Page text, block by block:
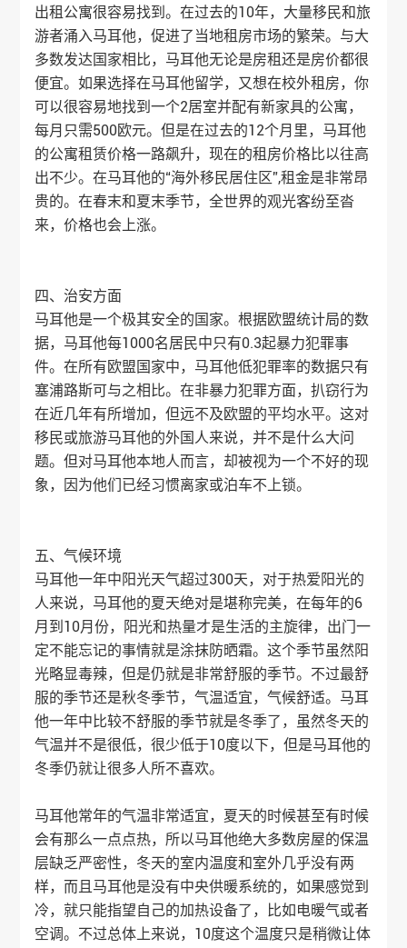
出租公寓很容易找到。在过去的10年，大量移民和旅
游者涌入马耳他，促进了当地租房市场的繁荣。与大
多数发达国家相比，马耳他无论是房租还是房价都很
便宜。如果选择在马耳他留学，又想在校外租房，你
可以很容易地找到一个2居室并配有新家具的公寓，
每月只需500欧元。但是在过去的12个月里，马耳他
的公寓租赁价格一路飙升，现在的租房价格比以往高
出不少。在马耳他的“海外移民居住区”,租金是非常昂
贵的。在春末和夏末季节，全世界的观光客纷至沓
来，价格也会上涨。
四、治安方面
马耳他是一个极其安全的国家。根据欧盟统计局的数
据，马耳他每1000名居民中只有0.3起暴力犯罪事
件。在所有欧盟国家中，马耳他低犯罪率的数据只有
塞浦路斯可与之相比。在非暴力犯罪方面，扒窃行为
在近几年有所增加，但远不及欧盟的平均水平。这对
移民或旅游马耳他的外国人来说，并不是什么大问
题。但对马耳他本地人而言，却被视为一个不好的现
象，因为他们已经习惯离家或泊车不上锁。
五、气候环境
马耳他一年中阳光天气超过300天，对于热爱阳光的
人来说，马耳他的夏天绝对是堪称完美，在每年的6
月到10月份，阳光和热量才是生活的主旋律，出门一
定不能忘记的事情就是涂抹防晒霜。这个季节虽然阳
光略显毒辣，但是仍就是非常舒服的季节。不过最舒
服的季节还是秋冬季节，气温适宜，气候舒适。马耳
他一年中比较不舒服的季节就是冬季了，虽然冬天的
气温并不是很低，很少低于10度以下，但是马耳他的
冬季仍就让很多人所不喜欢。
马耳他常年的气温非常适宜，夏天的时候甚至有时候
会有那么一点点热，所以马耳他绝大多数房屋的保温
层缺乏严密性，冬天的室内温度和室外几乎没有两
样，而且马耳他是没有中央供暖系统的，如果感觉到
冷，就只能指望自己的加热设备了，比如电暖气或者
空调。不过总体上来说，10度这个温度只是稍微让体